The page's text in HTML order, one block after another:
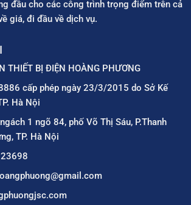
đầu cho các công trình trọng điểm trên cả
giá, đi đầu về dịch vụ.
THIẾT BỊ ĐIỆN HOÀNG PHƯƠNG
cấp phép ngày 23/3/2015 do Sở Kế
Hà Nội
1 ngõ 84, phố Võ Thị Sáu, P.Thanh
TP. Hà Nội